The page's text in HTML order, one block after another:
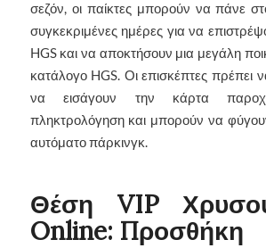
σεζόν, οι παίκτες μπορούν να πάνε
συγκεκριμένες ημέρες για να
HGS και να αποκτήσουν μια μεγάλη
κατάλογο HGS. Οι επισκέπτες πρέπει
να εισάγουν την κάρτα
πληκτρολόγηση και μπορούν να
αυτόματο πάρκινγκ.
Θέση VIP
Online: Προσθήκη